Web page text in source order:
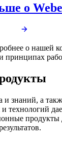
о
о нашей
принципах
и знаний, а
технологий
продукты